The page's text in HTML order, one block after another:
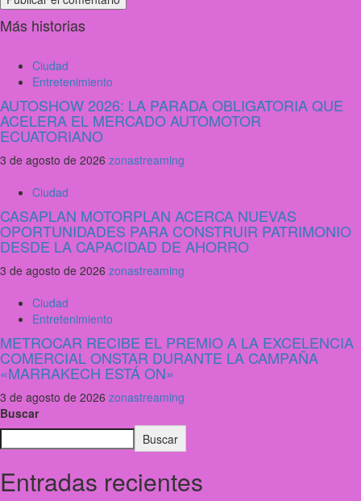
Más historias
Ciudad
Entretenimiento
AUTOSHOW 2026: LA PARADA OBLIGATORIA QUE
ACELERA EL MERCADO AUTOMOTOR
ECUATORIANO
3 de agosto de 2026 zonastreaming
Ciudad
CASAPLAN MOTORPLAN ACERCA NUEVAS
OPORTUNIDADES PARA CONSTRUIR PATRIMONIO
DESDE LA CAPACIDAD DE AHORRO
3 de agosto de 2026 zonastreaming
Ciudad
Entretenimiento
METROCAR RECIBE EL PREMIO A LA EXCELENCIA
COMERCIAL ONSTAR DURANTE LA CAMPAÑA
«MARRAKECH ESTÁ ON»
3 de agosto de 2026 zonastreaming
Buscar
Buscar
Entradas recientes